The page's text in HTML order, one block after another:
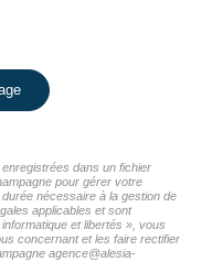
dans un fichier
pour gérer votre
nécessaire à la gestion de
applicables et sont
et libertés », vous
concernant et les faire rectifier
agence@alesia-